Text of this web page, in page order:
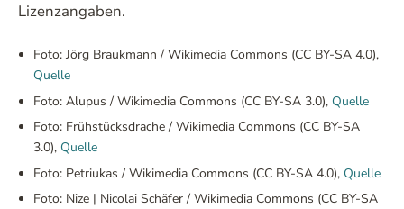
Lizenzangaben.
Foto: Jörg Braukmann / Wikimedia Commons (CC BY-SA 4.0),
Quelle
Foto: Alupus / Wikimedia Commons (CC BY-SA 3.0), Quelle
Foto: Frühstücksdrache / Wikimedia Commons (CC BY-SA
3.0), Quelle
Foto: Petriukas / Wikimedia Commons (CC BY-SA 4.0), Quelle
Foto: Nize | Nicolai Schäfer / Wikimedia Commons (CC BY-SA